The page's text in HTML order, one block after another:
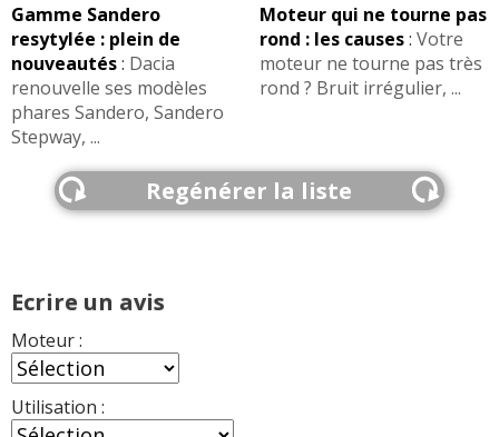
Gamme Sandero
resytylée : plein de
nouveautés: Dacia
renouvelle ses modèles
phares Sandero, Sandero
Stepway, ...
Moteur qui ne tourne pas
rond : les causes: Votre
moteur ne tourne pas très
rond ? Bruit irrégulier, ...
Regénérer la liste
Ecrire un avis
Moteur :
Utilisation :